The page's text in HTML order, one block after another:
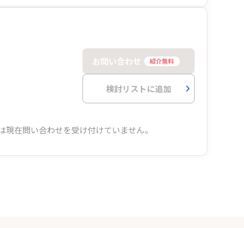
お問い合わせ 紹介無料
検討リストに追加
在問い合わせを受け付けていません。